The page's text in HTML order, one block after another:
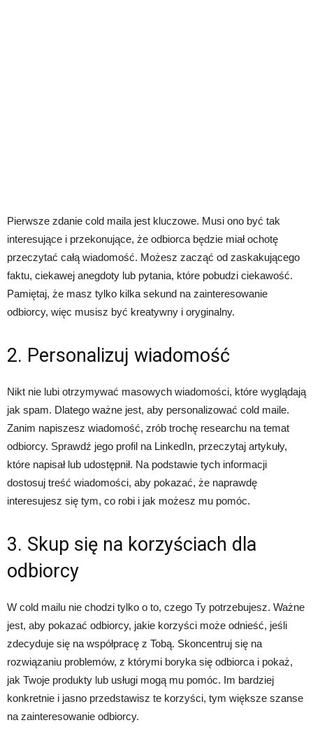
Pierwsze zdanie cold maila jest kluczowe. Musi ono być tak
interesujące i przekonujące, że odbiorca będzie miał ochotę
przeczytać całą wiadomość. Możesz zacząć od zaskakującego
faktu, ciekawej anegdoty lub pytania, które pobudzi ciekawość.
Pamiętaj, że masz tylko kilka sekund na zainteresowanie
odbiorcy, więc musisz być kreatywny i oryginalny.
2. Personalizuj wiadomość
Nikt nie lubi otrzymywać masowych wiadomości, które wyglądają
jak spam. Dlatego ważne jest, aby personalizować cold maile.
Zanim napiszesz wiadomość, zrób trochę researchu na temat
odbiorcy. Sprawdź jego profil na LinkedIn, przeczytaj artykuły,
które napisał lub udostępnił. Na podstawie tych informacji
dostosuj treść wiadomości, aby pokazać, że naprawdę
interesujesz się tym, co robi i jak możesz mu pomóc.
3. Skup się na korzyściach dla
odbiorcy
W cold mailu nie chodzi tylko o to, czego Ty potrzebujesz. Ważne
jest, aby pokazać odbiorcy, jakie korzyści może odnieść, jeśli
zdecyduje się na współpracę z Tobą. Skoncentruj się na
rozwiązaniu problemów, z którymi boryka się odbiorca i pokaż,
jak Twoje produkty lub usługi mogą mu pomóc. Im bardziej
konkretnie i jasno przedstawisz te korzyści, tym większe szanse
na zainteresowanie odbiorcy.